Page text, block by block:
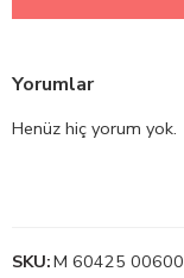
Yorumlar
Henüz hiç yorum yok.
SKU:M 60425 00600